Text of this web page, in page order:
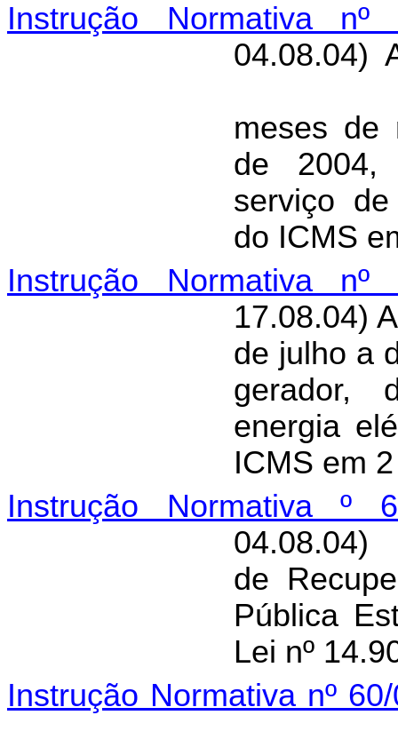
Instrução Normativa nº
04.08.04)
meses de
de 2004,
serviço
do ICMS
Instrução Normativa nº
17.08.04)
de julho a
gerador,
energia
ICMS em
Instrução Normativa º
04.08.04)
de
Pública
Lei nº
Instrução Normativa nº